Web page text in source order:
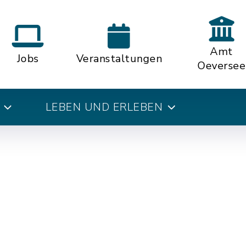
Jobs Veranstaltungen
Amt
Oeversee
LEBEN UND ERLEBEN